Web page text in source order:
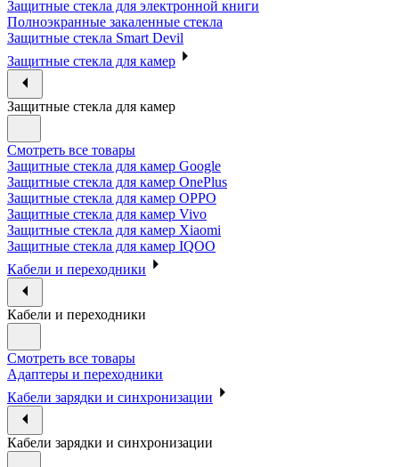
Защитные стекла для электронной книги
Полноэкранные закаленные стекла
Защитные стекла Smart Devil
Защитные стекла для камер
Защитные стекла для камер
Смотреть все товары
Защитные стекла для камер Google
Защитные стекла для камер OnePlus
Защитные стекла для камер OPPO
Защитные стекла для камер Vivo
Защитные стекла для камер Xiaomi
Защитные стекла для камер IQOO
Кабели и переходники
Кабели и переходники
Смотреть все товары
Адаптеры и переходники
Кабели зарядки и синхронизации
Кабели зарядки и синхронизации